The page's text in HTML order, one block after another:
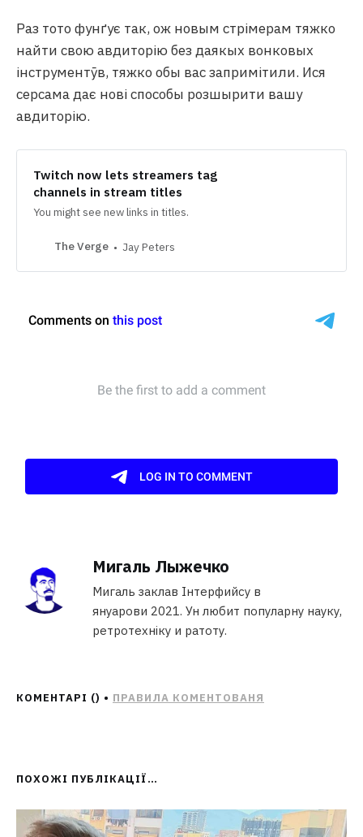
Раз тото фунґує так, ож новым стрімерам тяжко
найти свою авдиторію без даякых вонковых
інструментӯв, тяжко обы вас запримітили. Ися
серсама дає нові способы розшырити вашу
авдиторію.
Twitch now lets streamers tag
channels in stream titles
You might see new links in titles.
The Verge Jay Peters
Мигаль Лыжечко
Мигаль заклав Інтерфийсу в
януарови 2021. Ун любит популарну науку,
ретротехніку и ратоту.
КОМЕНТАРІ () • ПРАВИЛА КОМЕНТОВАНЯ
ПОХОЖІ ПУБЛІКАЦІЇ…